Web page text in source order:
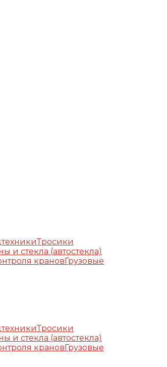
Тросики
и стекла (автостекла)
крановГрузовые
Тросики
и стекла (автостекла)
крановГрузовые